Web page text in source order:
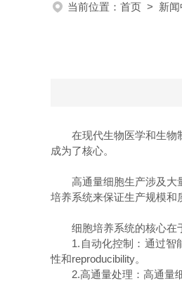
当前位置： 首页 > 新
在现代生物医学和生物制
成为了核心。
高通量细胞生产涉及大量
培养系统来保证生产规模和
细胞培养系统的核心在于
1.自动化控制：通过智能
性和reproducibility。
2.高通量处理：高通量细